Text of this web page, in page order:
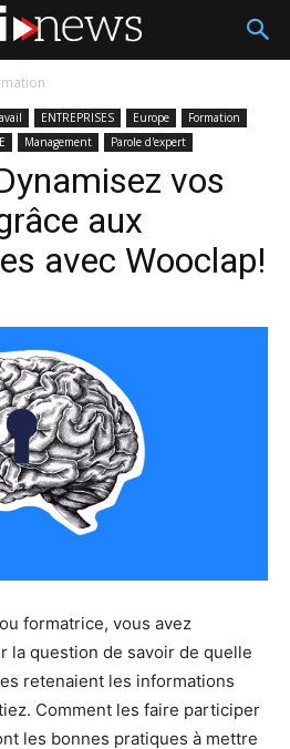
ENTREPRISES Europe
Formation
Management Parole d'expert
vos
aux
avec Wooclap!
formatrice, vous avez
la question de savoir de quelle
retenaient les informations
Comment les faire participer
les bonnes pratiques à mettre